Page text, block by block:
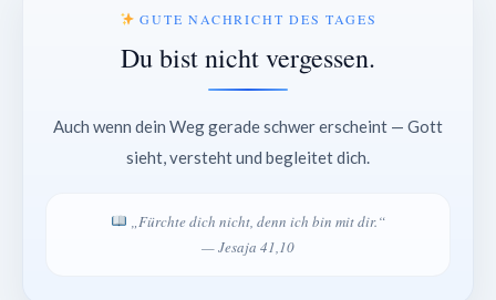
GUTE NACHRICHT DES TAGES
Du bist nicht vergessen.
Auch wenn dein Weg gerade schwer erscheint — Gott
sieht, versteht und begleitet dich.
„Fürchte dich nicht, denn ich bin mit dir.“
— Jesaja 41,10